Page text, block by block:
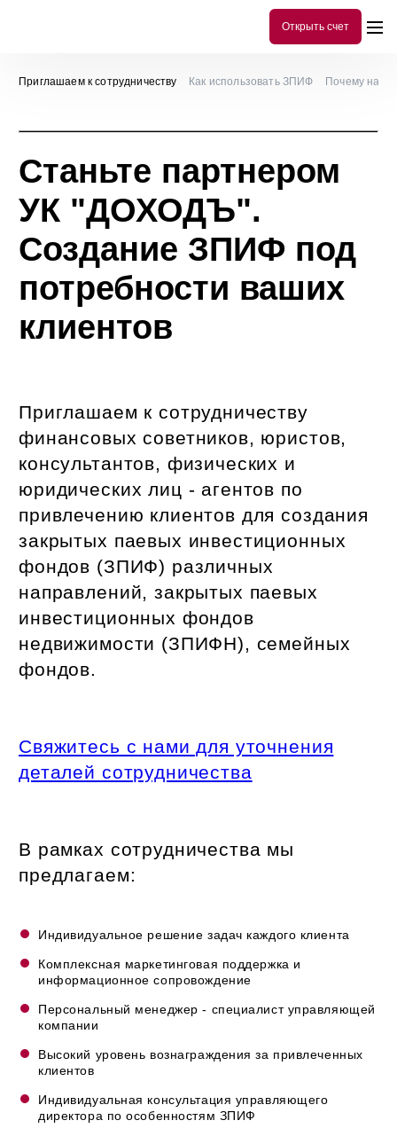
Открыть счет
Станьте партнером
УК "ДОХОДЪ".
Создание ЗПИФ под
потребности ваших
клиентов
Приглашаем к сотрудничеству
финансовых советников, юристов,
консультантов, физических и
юридических лиц - агентов по
привлечению клиентов для создания
закрытых паевых инвестиционных
фондов (ЗПИФ) различных
направлений, закрытых паевых
инвестиционных фондов
недвижимости (ЗПИФН), семейных
фондов.
Свяжитесь с нами для уточнения
деталей сотрудничества
В рамках сотрудничества мы
предлагаем:
Индивидуальное решение задач каждого клиента
Комплексная маркетинговая поддержка и
информационное сопровождение
Персональный менеджер - специалист управляющей
компании
Высокий уровень вознаграждения за привлеченных
клиентов
Индивидуальная консультация управляющего
директора по особенностям ЗПИФ
Приглашаем к сотрудничеству Как использовать ЗПИФ Почему нам